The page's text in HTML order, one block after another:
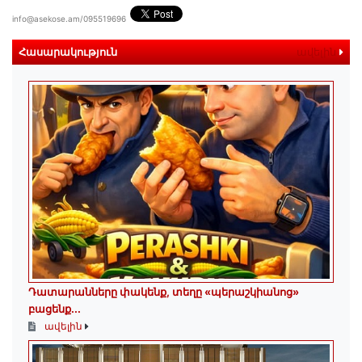
info@asekose.am/095519696
Հասարակություն ավելին
Դատարանները փակենք, տեղը «պերաշկիանոց»
բացենք․․․
ավելին